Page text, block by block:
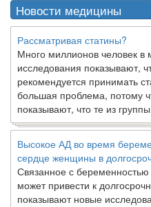
Новости медицины
Рассматривая статины?
Много миллионов человек
исследования показывают,
рекомендуется принимать
большая проблема, потому
показывают, что те из
Высокое АД во время
сердце женщины в
Связанное с
может привести к
показывают новые